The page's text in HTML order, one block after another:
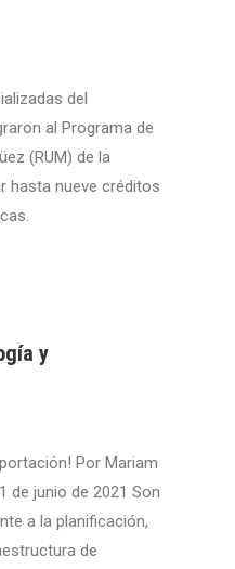
del
al Programa de
(RUM) de la
hasta nueve créditos
y
Por Mariam
de junio de 2021 Son
a la planificación,
de